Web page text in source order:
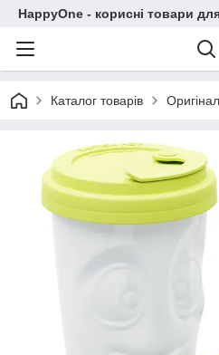
HappyOne - корисні товари
Каталог товарів